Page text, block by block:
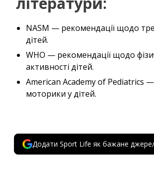
NASM — рекомендації щодо
дітей.
WHO — рекомендації щодо
активності дітей.
American Academy of Pediatrics
моторики у дітей.
Додати Sport Life як бажане